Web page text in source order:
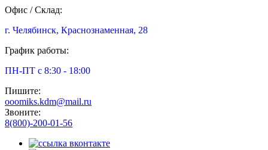
Офис / Склад:
г. Челябинск, Краснознаменная, 28
График работы:
ПН-ПТ с 8:30 - 18:00
Пишите:
ooomiks.kdm@mail.ru
Звоните:
8(800)-200-01-56